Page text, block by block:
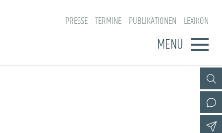
PRESSE TERMINE PUBLIKATIONEN LEXIKON
MENÜ